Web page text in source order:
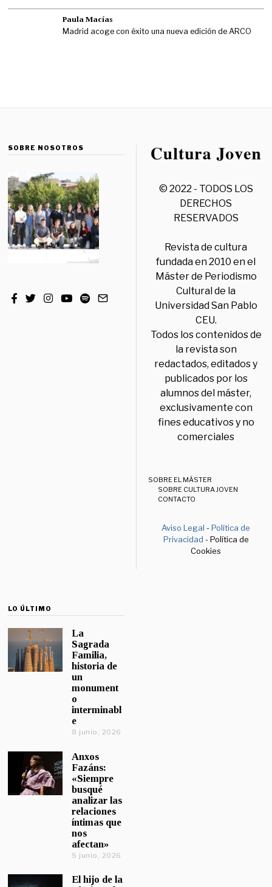
Paula Macías
Madrid acoge con éxito una nueva edición de ARCO
SOBRE NOSOTROS
© 2022 - TODOS LOS
DERECHOS
RESERVADOS
Revista de cultura
fundada en 2010 en el
Máster de Periodismo
Cultural de la
Universidad San Pablo
CEU.
Todos los contenidos de
la revista son
redactados, editados y
publicados por los
alumnos del máster,
exclusivamente con
fines educativos y no
comerciales
SOBRE EL MÁSTER
SOBRE CULTURA JOVEN
CONTACTO
Aviso Legal -Política de
Privacidad - Política de
Cookies
LO ÚLTIMO
La
Sagrada
Familia,
historia de
un
monument
o
interminabl
e
8 junio, 2026
Anxos
Fazáns:
«Siempre
busqué
analizar las
relaciones
íntimas que
nos
afectan»
5 junio, 2026
El hijo de la